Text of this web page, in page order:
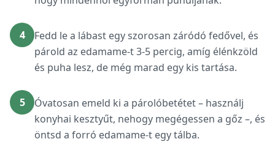
4
Fedd le a lábast egy szorosan záródó fedővel, és
párold az edamame-t 3-5 percig, amíg élénkzöld
és puha lesz, de még marad egy kis tartása.
5
Óvatosan emeld ki a párolóbetétet – használj
konyhai kesztyűt, nehogy megégessen a gőz –, és
öntsd a forró edamame-t egy tálba.